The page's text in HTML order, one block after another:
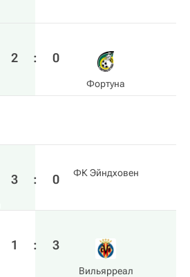
2 : 0
Фортуна
3 : 0 ФК Эйндховен
1 : 3
Вильярреал